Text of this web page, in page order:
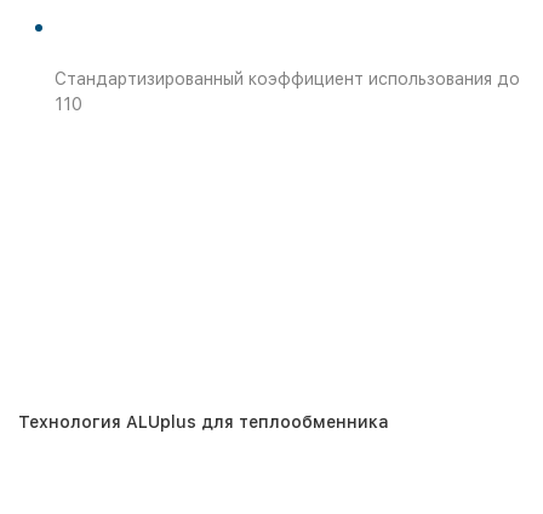
Стандартизированный коэффициент использования до
110
Технология ALUplus для теплообменника